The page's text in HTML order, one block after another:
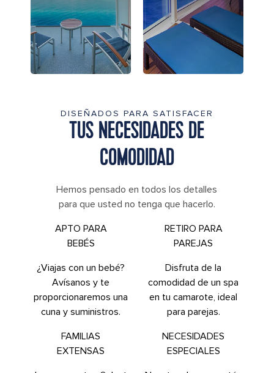
DISEÑADOS PARA SATISFACER
TUS NECESIDADES DE
COMODIDAD
Hemos pensado en todos los detalles
para que usted no tenga que hacerlo.
APTO PARA
BEBÉS
¿Viajas con un bebé?
Avísanos y te
proporcionaremos una
cuna y suministros.
RETIRO PARA
PAREJAS
Disfruta de la
comodidad de un spa
en tu camarote, ideal
para parejas.
FAMILIAS
EXTENSAS
NECESIDADES
ESPECIALES